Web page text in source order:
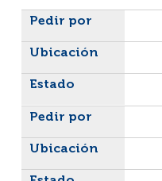
Liste des exemplaires